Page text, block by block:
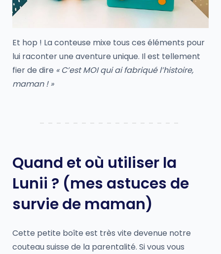
Et hop ! La conteuse mixe tous ces éléments pour
lui raconter une aventure unique. Il est tellement
fier de dire « C’est MOI qui ai fabriqué l’histoire,
maman ! »
Quand et où utiliser la
Lunii ? (mes astuces de
survie de maman)
Cette petite boîte est très vite devenue notre
couteau suisse de la parentalité. Si vous vous